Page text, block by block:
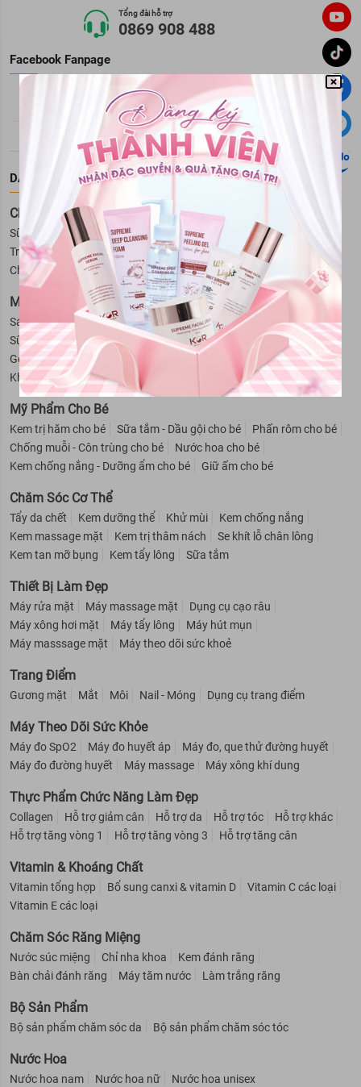
Tổng đài hỗ trợ
0869 908 488
Facebook Fanpage
DANH MỤC SẢN PHẨM
Chăm Sóc Da Mặt
Sữa rửa mặt Tẩy trang Kem dưỡng da Serum
Xịt khoáng
Trị mụn
Toner Mặt nạ
Trị nám và tàn nhang
Chăm sóc vùng da mắt
Lotion Tẩy tế bào da chết mặt
Mỹ Phẩm Cho Nam
Sáp vuốt tóc nam Sữa tắm cho nam
Hỗ trợ mọc râu
Sữa rửa mặt cho nam
Dầu gội - Xả cho nam
Gel giữ nếp tóc cho nam
Dung dịch vệ sinh nam
Khử mùi cho nam
Cạo râu cho nam
Mỹ Phẩm Cho Bé
Kem trị hăm cho bé Sữa tắm - Dầu gội cho bé
Phấn rôm cho bé
Chống muỗi - Côn trùng cho bé
Nước hoa cho bé
Kem chống nắng - Dưỡng ẩm cho bé
Giữ ấm cho bé
Chăm Sóc Cơ Thể
Tẩy da chết Kem dưỡng thể Khử mùi
Kem chống nắng
Kem massage mặt
Kem trị thâm nách
Se khít lỗ chân lông
Kem tan mỡ bụng
Kem tẩy lông Sữa tắm
Thiết Bị Làm Đẹp
Máy rửa mặt Máy massage mặt
Dụng cụ cạo râu
Máy xông hơi mặt
Máy tẩy lông
Máy hút mụn
Máy masssage mặt
Máy theo dõi sức khoẻ
Trang Điểm
Gương mặt Mắt Môi Nail - Móng Dụng cụ trang điểm
Máy Theo Dõi Sức Khỏe
Máy đo SpO2 Máy đo huyết áp
Máy đo, que thử đường huyết
Máy đo đường huyết
Máy massage Máy xông khí dung
Thực Phẩm Chức Năng Làm Đẹp
Collagen Hỗ trợ giảm cân Hỗ trợ da Hỗ trợ tóc
Hỗ trợ khác
Hỗ trợ tăng vòng 1
Hỗ trợ tăng vòng 3 Hỗ trợ tăng cân
Vitamin & Khoáng Chất
Vitamin tổng hợp Bổ sung canxi & vitamin D
Vitamin C các loại
Vitamin E các loại
Chăm Sóc Răng Miệng
Nước súc miệng Chỉ nha khoa
Kem đánh răng
Bàn chải đánh răng
Máy tăm nước Làm trắng răng
Bộ Sản Phẩm
Bộ sản phẩm chăm sóc da Bộ sản phẩm chăm sóc tóc
Nước Hoa
Nước hoa nam Nước hoa nữ Nước hoa unisex